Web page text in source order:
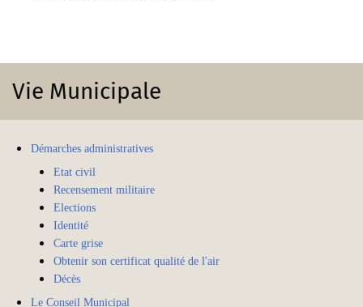
Vie Municipale
Démarches administratives
Etat civil
Recensement militaire
Elections
Identité
Carte grise
Obtenir son certificat qualité de l'air
Décès
Le Conseil Municipal